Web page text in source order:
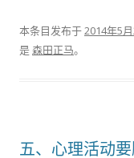
本条目发布于2014年5
是森田正马。
五、心理活动